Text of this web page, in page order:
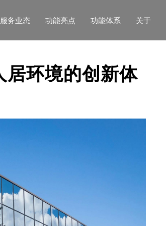
服务业态 功能亮点 功能体系 关于
环境的创新体